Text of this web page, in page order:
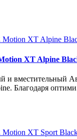
XT Alpine
и вместительный
Благодаря